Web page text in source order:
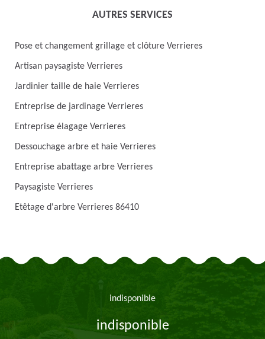
AUTRES SERVICES
Pose et changement grillage et clôture Verrieres
Artisan paysagiste Verrieres
Jardinier taille de haie Verrieres
Entreprise de jardinage Verrieres
Entreprise élagage Verrieres
Dessouchage arbre et haie Verrieres
Entreprise abattage arbre Verrieres
Paysagiste Verrieres
Etêtage d'arbre Verrieres 86410
indisponible
indisponible